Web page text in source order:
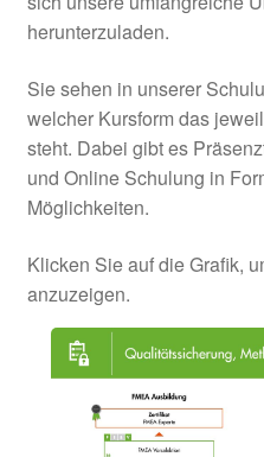
herunterzuladen.
Sie sehen in unserer
welcher Kursform das
steht. Dabei gibt es
und Online Schulung in
Möglichkeiten.
Klicken Sie auf die Grafik,
anzuzeigen.